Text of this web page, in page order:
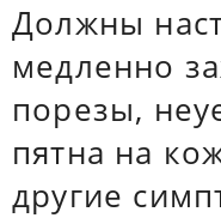
Должны
медленно
порезы,
пятна на
другие